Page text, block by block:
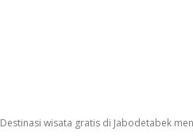
Destinasi wisata gratis di Jabodetabek